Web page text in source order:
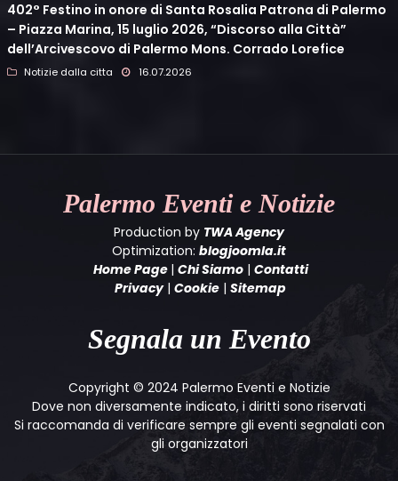
402° Festino in onore di Santa Rosalia Patrona di Palermo
– Piazza Marina, 15 luglio 2026, “Discorso alla Città”
dell’Arcivescovo di Palermo Mons. Corrado Lorefice
Notizie dalla citta 16.07.2026
Palermo Eventi e Notizie
Production by TWA Agency
Optimization: blogjoomla.it
Home Page | Chi Siamo| Contatti
Privacy| Cookie | Sitemap
Segnala un Evento
Copyright © 2024 Palermo Eventi e Notizie
Dove non diversamente indicato, i diritti sono riservati
Si raccomanda di verificare sempre gli eventi segnalati con
gli organizzatori